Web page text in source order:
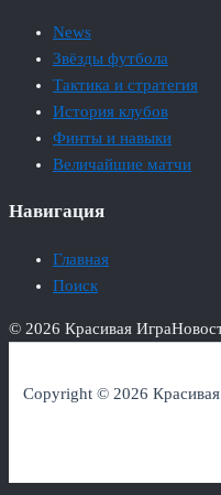
News
Звёзды футбола
Тактика и стратегия
История клубов
Финты и навыки
Величайшие матчи
Навигация
Главная
Поиск
© 2026 Красивая Игра
Copyright © 2026